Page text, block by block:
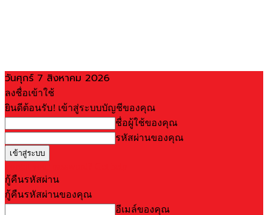
วันศุกร์ 7 สิงหาคม 2026
ลงชื่อเข้าใช้
ยินดีต้อนรับ! เข้าสู่ระบบบัญชีของคุณ
ชื่อผู้ใช้ของคุณ
รหัสผ่านของคุณ
กู้คืนรหัสผ่าน
กู้คืนรหัสผ่านของคุณ
อีเมล์ของคุณ